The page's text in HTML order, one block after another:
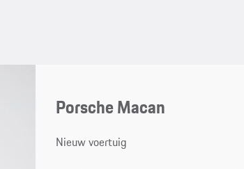
Porsche Macan
Nieuw voertuig